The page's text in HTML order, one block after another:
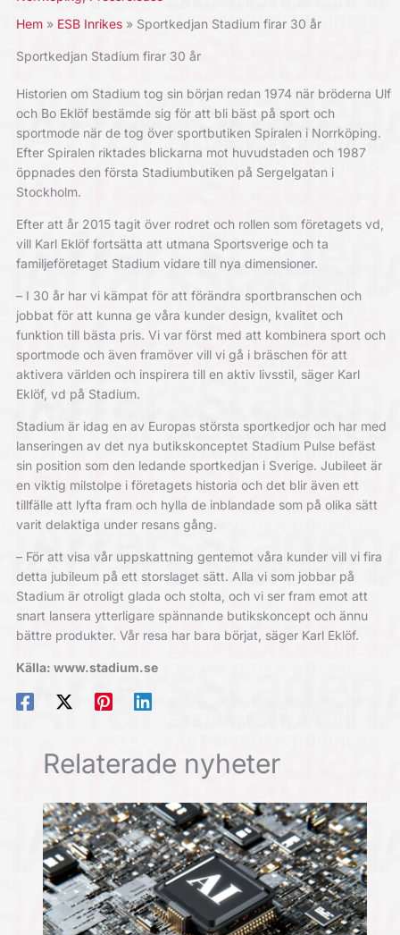
Hem
ESB Inrikes Sportkedjan Stadium firar 30 år
Sportkedjan Stadium firar 30 år
Historien om Stadium tog sin början redan 1974 när bröderna Ulf
och Bo Eklöf bestämde sig för att bli bäst på sport och
sportmode när de tog över sportbutiken Spiralen i Norrköping.
Efter Spiralen riktades blickarna mot huvudstaden och 1987
öppnades den första Stadiumbutiken på Sergelgatan i
Stockholm.
Efter att år 2015 tagit över rodret och rollen som företagets vd,
vill Karl Eklöf fortsätta att utmana Sportsverige och ta
familjeföretaget Stadium vidare till nya dimensioner.
– I 30 år har vi kämpat för att förändra sportbranschen och
jobbat för att kunna ge våra kunder design, kvalitet och
funktion till bästa pris. Vi var först med att kombinera sport och
sportmode och även framöver vill vi gå i bräschen för att
aktivera världen och inspirera till en aktiv livsstil, säger Karl
Eklöf, vd på Stadium.
Stadium är idag en av Europas största sportkedjor och har med
lanseringen av det nya butikskonceptet Stadium Pulse befäst
sin position som den ledande sportkedjan i Sverige. Jubileet är
en viktig milstolpe i företagets historia och det blir även ett
tillfälle att lyfta fram och hylla de inblandade som på olika sätt
varit delaktiga under resans gång.
– För att visa vår uppskattning gentemot våra kunder vill vi fira
detta jubileum på ett storslaget sätt. Alla vi som jobbar på
Stadium är otroligt glada och stolta, och vi ser fram emot att
snart lansera ytterligare spännande butikskoncept och ännu
bättre produkter. Vår resa har bara börjat, säger Karl Eklöf.
Källa: www.stadium.se
Relaterade nyheter